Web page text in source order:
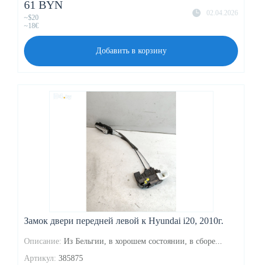
02.04.2026
61 BYN
~$20
~18€
Добавить в корзину
Замок двери передней левой к Hyundai i20, 2010г.
Описание: Из Бельгии, в хорошем состоянии, в сборе...
Артикул: 385875